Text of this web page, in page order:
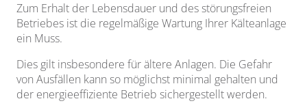
Zum Erhalt der Lebensdauer und des störungsfreien
Betriebes ist die regelmäßige Wartung Ihrer Kälteanlage
ein Muss.
Dies gilt insbesondere für ältere Anlagen. Die Gefahr
von Ausfällen kann so möglichst minimal gehalten und
der energieeffiziente Betrieb sichergestellt werden.